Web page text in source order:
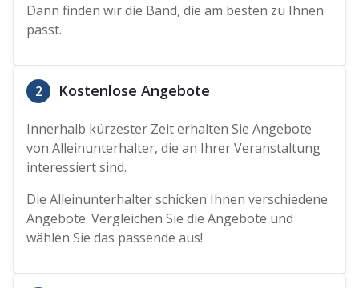
Dann finden wir die Band, die am besten zu Ihnen
passt.
2 Kostenlose Angebote
Innerhalb kürzester Zeit erhalten Sie Angebote
von Alleinunterhalter, die an Ihrer Veranstaltung
interessiert sind.
Die Alleinunterhalter schicken Ihnen verschiedene
Angebote. Vergleichen Sie die Angebote und
wählen Sie das passende aus!